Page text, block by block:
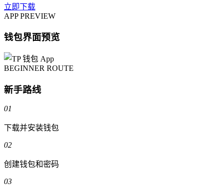
立即下载
APP PREVIEW
钱包界面预览
BEGINNER ROUTE
新手路线
01
下载并安装钱包
02
创建钱包和密码
03